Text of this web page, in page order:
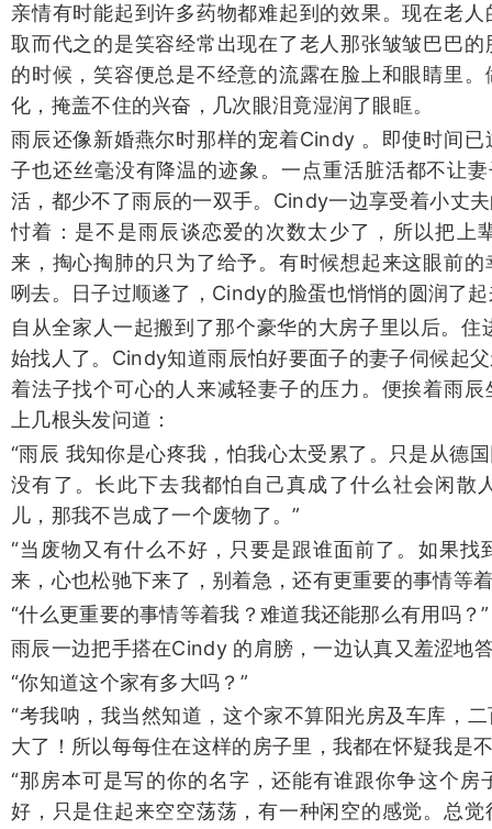
亲情有时能起到许多药物都难起到的效果。现在老
取而代之的是笑容经常出现在了老人那张皱皱巴巴
的时候，笑容便总是不经意的流露在脸上和眼睛里
化，掩盖不住的兴奋，几次眼泪竟湿润了眼眶。
雨辰还像新婚燕尔时那样的宠着Cindy 。即使时间
子也还丝毫没有降温的迹象。一点重活脏活都不让
活，都少不了雨辰的一双手。Cindy一边享受着小丈
忖着：是不是雨辰谈恋爱的次数太少了，所以把上
来，掏心掏肺的只为了给予。有时候想起来这眼前
咧去。日子过顺遂了，Cindy的脸蛋也悄悄的圆润了
自从全家人一起搬到了那个豪华的大房子里以后。
始找人了。Cindy知道雨辰怕好要面子的妻子伺候起
着法子找个可心的人来减轻妻子的压力。便挨着雨
上几根头发问道：
“雨辰 我知你是心疼我，怕我心太受累了。只是从德
没有了。长此下去我都怕自己真成了什么社会闲散
儿，那我不岂成了一个废物了。”
“当废物又有什么不好，只要是跟谁面前了。如果找
来，心也松驰下来了，别着急，还有更重要的事情等
“什么更重要的事情等着我？难道我还能那么有用吗？”
雨辰一边把手搭在Cindy 的肩膀，一边认真又羞涩地
“你知道这个家有多大吗？”
“考我呐，我当然知道，这个家不算阳光房及车库，
大了！所以每每住在这样的房子里，我都在怀疑我是
“那房本可是写的你的名字，还能有谁跟你争这个房
好，只是住起来空空荡荡，有一种闲空的感觉。总